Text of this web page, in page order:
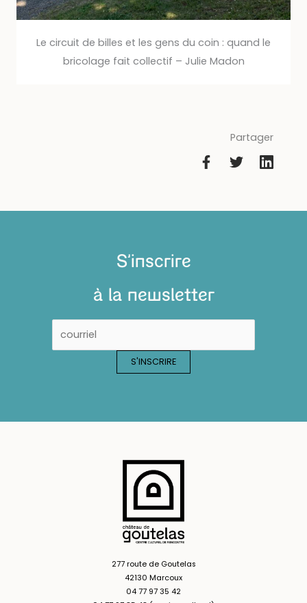
Le circuit de billes et les gens du coin : quand le
bricolage fait collectif – Julie Madon
Partager
S'inscrire
à la newsletter
277 route de Goutelas
42130 Marcoux
04 77 97 35 42